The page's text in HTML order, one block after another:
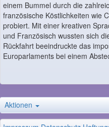
einem Bummel durch die
französische Köstlichkeiten wie
probiert. Mit einer kreativen
und Französisch wussten sich
Rückfahrt beeindruckte das
Europarlaments bei einem
Aktionen